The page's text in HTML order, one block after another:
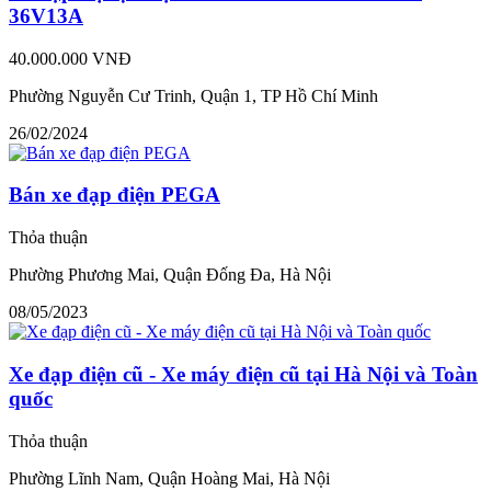
36V13A
40.000.000 VNĐ
Phường Nguyễn Cư Trinh, Quận 1, TP Hồ Chí Minh
26/02/2024
Bán xe đạp điện PEGA
Thỏa thuận
Phường Phương Mai, Quận Đống Đa, Hà Nội
08/05/2023
Xe đạp điện cũ - Xe máy điện cũ tại Hà Nội và Toàn
quốc
Thỏa thuận
Phường Lĩnh Nam, Quận Hoàng Mai, Hà Nội